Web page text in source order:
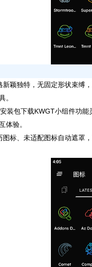
独特，无固定形状束缚，
。
包下载KWGT小组件功能
体验。
、未适配图标自动遮罩，